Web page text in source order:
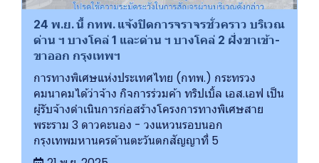
24 พ.ย. นี้ กทพ. แจ้งปิดการจราจรชั่วคราว บริเวณ
ด่าน ฯ บางโคล่ 1 และด่าน ฯ บางโคล่ 2 ฝั่งขาเข้า-
ขาออก กรุงเทพฯ
การทางพิเศษแห่งประเทศไทย (กทพ.) กระทรวง
คมนาคมได้ว่าจ้าง กิจการร่วมค้า ทริปเบิ้ล เอส.เอฟ เป็น
ผู้รับจ้างดําเนินการก่อสร้างโครงการทางพิเศษสาย
พระราม 3 ดาวคะนอง - วงแหวนรอบนอก
กรุงเทพมหานครด้านตะวันตกสัญญาที่ 5